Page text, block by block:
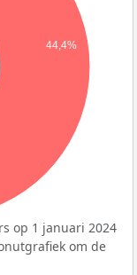
44,4%
op 1 januari 2024
om de